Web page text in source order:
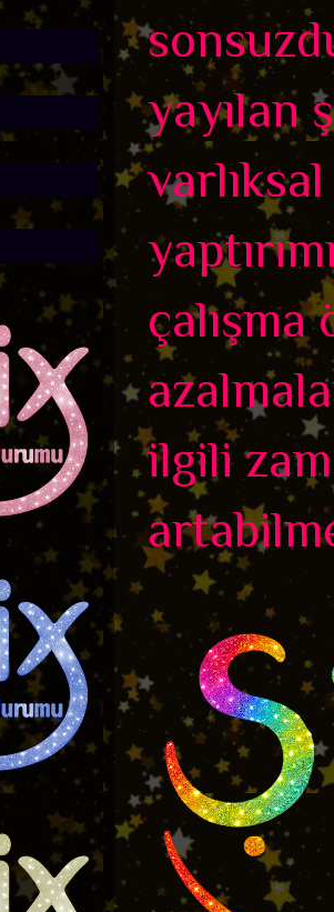
yayılan
ilgili